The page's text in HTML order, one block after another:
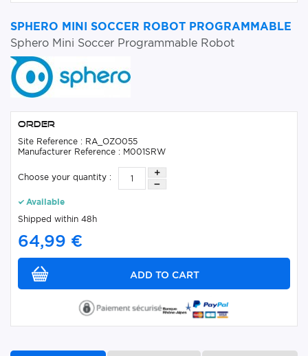
SPHERO MINI SOCCER ROBOT PROGRAMMABLE
Sphero Mini Soccer Programmable Robot
Order
Site Reference : RA_OZO055
Manufacturer Reference : M001SRW
Choose your quantity :
Available
Shipped within 48h
64,99 €